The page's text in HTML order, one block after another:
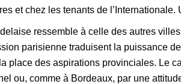
et chez les tenants de
ressemble à celle des autres
parisienne traduisent la puissance
place des aspirations provinciales. Le
ou, comme à Bordeaux, par une